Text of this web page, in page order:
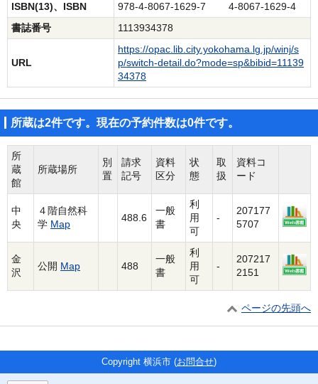
ISBN(13)、ISBN
978-4-8067-1629-7 4-8067-1629-4
書誌番号
1113934378
URL
https://opac.lib.city.yokohama.lg.jp/winj/s
p/switch-detail.do?mode=sp&bibid=11139
34378
所蔵は2件です。現在の予約件数は0件です。
所
蔵
館
所蔵場所
別
置
請求
記号
資料
区分
状
態
取
扱
資料コ
ード
中
央
４階自然科
学 Map
488.6
一般
書
利
用
可
-
207177
5707
金
沢
公開 Map 488
一般
書
利
用
可
-
207217
2151
ページの先頭へ
Copyright 横浜市 (お問合せ)